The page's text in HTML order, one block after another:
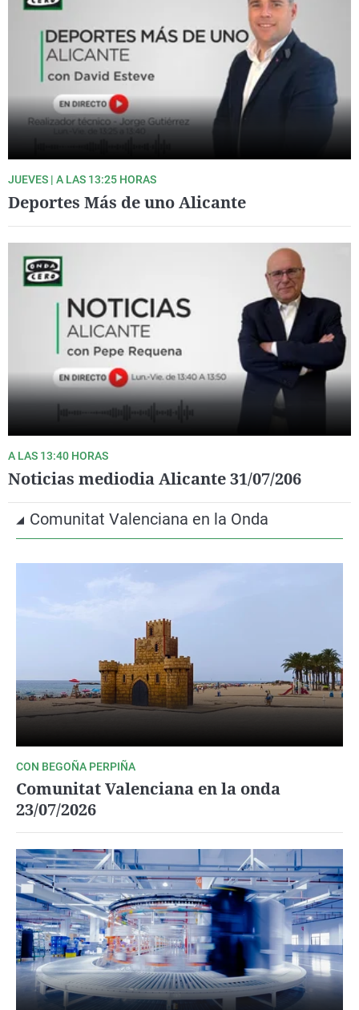
JUEVES | A LAS 13:25 HORAS
Deportes Más de uno Alicante
A LAS 13:40 HORAS
Noticias mediodia Alicante 31/07/206
Comunitat Valenciana en la Onda
CON BEGOÑA PERPIÑA
Comunitat Valenciana en la onda
23/07/2026